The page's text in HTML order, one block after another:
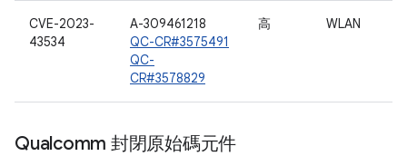
CVE-2023-
43534
A-309461218
QC-CR#3575491
QC-
CR#3578829
高 WLAN
Qualcomm 封閉原始碼元件